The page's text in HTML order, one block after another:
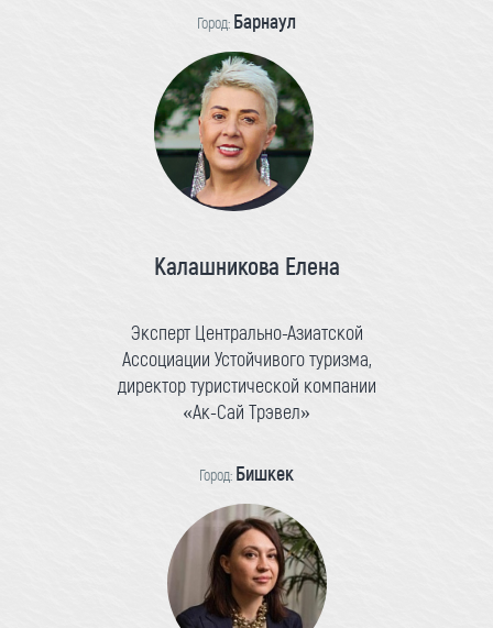
Город: Барнаул
Калашникова Елена
Эксперт Центрально-Азиатской
Ассоциации Устойчивого туризма,
директор туристической компании
«Ак-Сай Трэвел»
Город: Бишкек